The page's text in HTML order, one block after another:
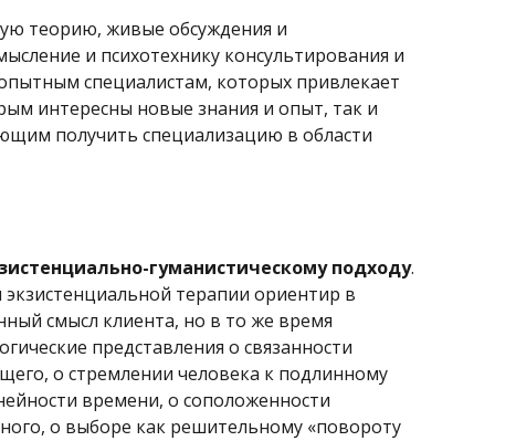
теорию, живые обсуждения и
и психотехнику консультирования и
специалистам, которых привлекает
интересны новые знания и опыт, так и
получить специализацию в области
гуманистическому подходу.
терапии ориентир в
смысл клиента, но в то же время
представления о связанности
о стремлении человека к подлинному
времени, о соположенности
о выборе как решительному «повороту